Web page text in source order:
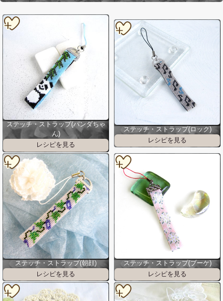
ステッチ・ストラップ(パンダちゃ
ん)
ステッチ・ストラップ(ロック)
ステッチ・ストラップ(朝顔) ステッチ・ストラップ(ブーケ)